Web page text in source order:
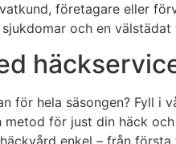
företagare eller
och en
för hela säsongen? Fyll
för just din häck